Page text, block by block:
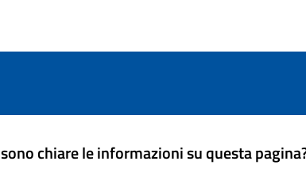
chiare le informazioni su questa